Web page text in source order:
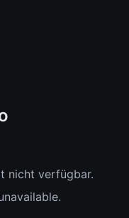
nicht verfügbar.